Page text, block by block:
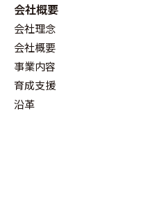
会社概要
会社理念
会社概要
事業内容
育成支援
沿革